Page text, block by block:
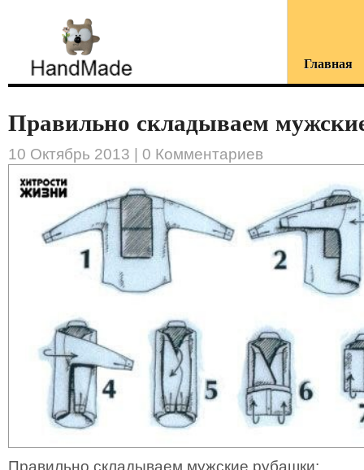
Главная
Правильно складываем
10 Октябрь 2013 | 0 Комментариев
Правильно складываем мужские рубашки: